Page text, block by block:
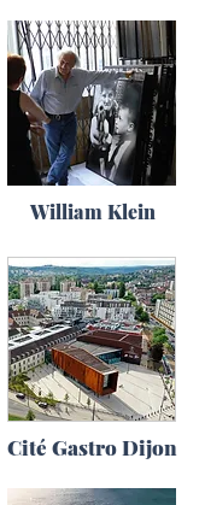
William Klein
Cité Gastro Dijon